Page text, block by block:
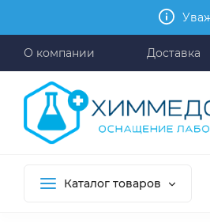
О компании Доставка
Каталог товаров